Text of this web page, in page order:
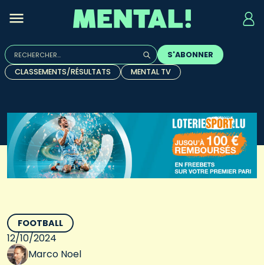
Rechercher :
Quand les résultats de l'auto-complétion sont
S'ABONNER
CLASSEMENTS/RÉSULTATS
MENTAL TV
FOOTBALL
12/10/2024
Marco Noel